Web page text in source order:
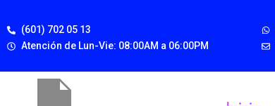
(601) 702 05 13
Atención de Lun-Vie: 08:00AM a 06:00PM